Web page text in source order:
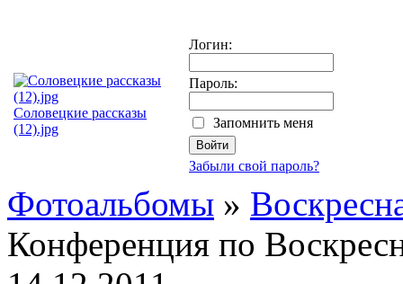
Соловецкие рассказы
(12).jpg
Логин:
Пароль:
Запомнить меня
Забыли свой пароль?
Фотоальбомы »
Конференция по